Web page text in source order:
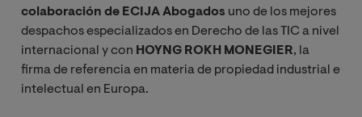
colaboración de ECIJA Abogados uno de los mejores
despachos especializados en Derecho de las TIC a nivel
internacional y con HOYNG ROKH MONEGIER, la
firma de referencia en materia de propiedad industrial e
intelectual en Europa.